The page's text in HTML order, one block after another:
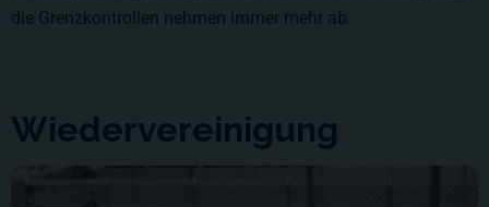
die Grenzkontrollen nehmen immer mehr ab.
Wiedervereinigung